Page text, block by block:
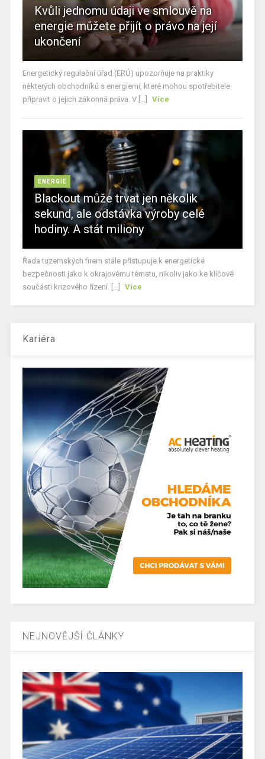
Kvůli jednomu údaji ve smlouvě na
energie můžete přijít o právo na její
ukončení
Energetický regulační úřad (ERÚ) upozorňuje na praktiky
některých obchodníků s energiemi, které mohou spotřebitele
připravit o jejich zákonná práva. V [...]
Více
ENERGIE
Blackout může trvat jen několik
sekund, ale odstávka výroby celé
hodiny. A stát miliony
Řada tuzemských firem stále přistupuje k energetické
bezpečnosti jako k okrajovému tématu, nikoliv jako ke klíčové
součásti krizového řízení. [...]
Více
Kariéra
NEJNOVĚJŠÍ ČLÁNKY